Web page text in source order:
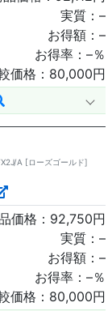
実質： –
お得額： –
お得率： –％
価格： 80,000円
A [ローズゴールド]
価格： 92,750円
実質： –
お得額： –
お得率： –％
価格： 80,000円